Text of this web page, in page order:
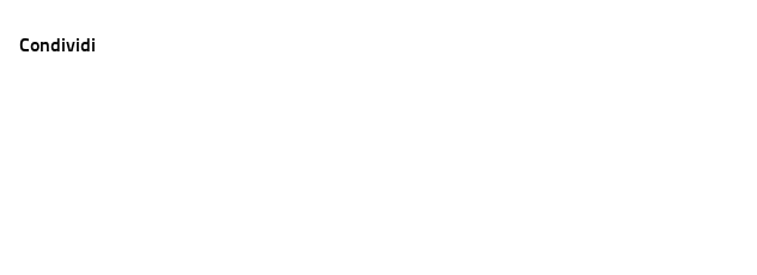
Condividi